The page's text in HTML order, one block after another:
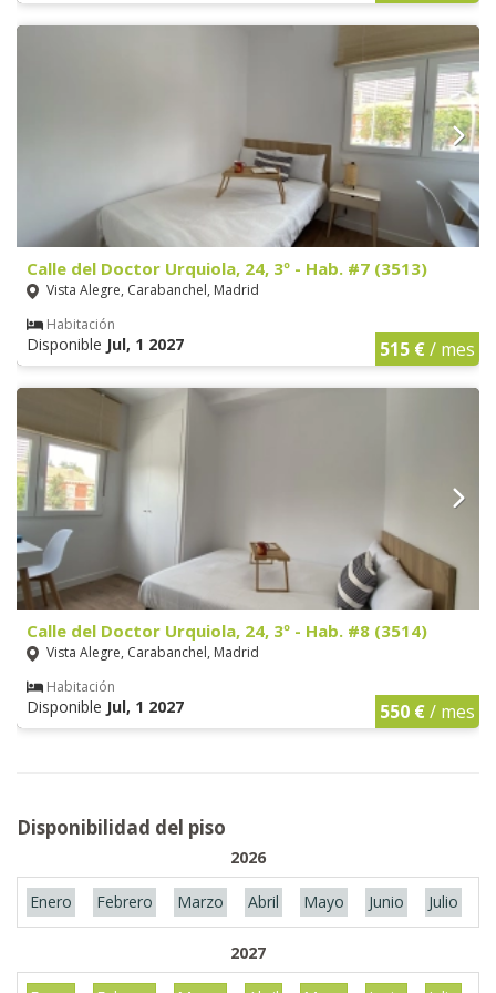
Calle del Doctor Urquiola, 24, 3º - Hab. #7 (3513)
Vista Alegre, Carabanchel, Madrid
Habitación
Disponible Jul, 1 2027 515 €/ mes
Calle del Doctor Urquiola, 24, 3º - Hab. #8 (3514)
Vista Alegre, Carabanchel, Madrid
Habitación
Disponible Jul, 1 2027 550 €/ mes
Disponibilidad del piso
2026
Enero Febrero Marzo Abril Mayo Junio Julio
2027